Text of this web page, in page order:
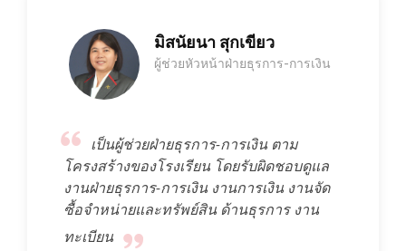
มิสนัยนา สุกเขียว
ผู้ช่วยหัวหน้าฝ่ายธุรการ-การเงิน
เป็นผู้ช่วยฝ่ายธุรการ-การเงิน ตาม
โครงสร้างของโรงเรียน โดยรับผิดชอบดูแล
งานฝ่ายธุรการ-การเงิน งานการเงิน งานจัด
ซื้อจำหน่ายและทรัพย์สิน ด้านธุรการ งาน
ทะเบียน